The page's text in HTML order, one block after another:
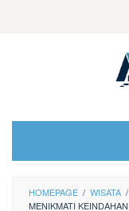
HOMEPAGE / WISATA /
MENIKMATI